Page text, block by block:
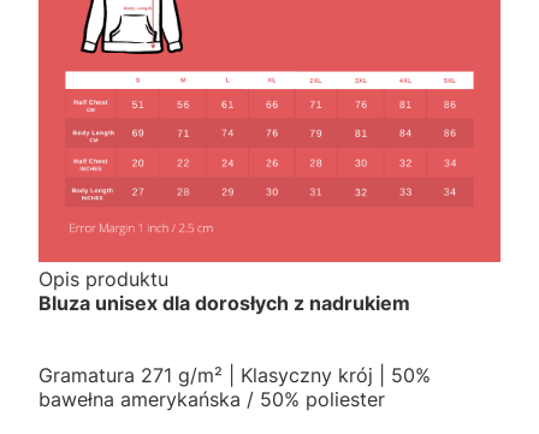
Opis produktu
Bluza unisex dla dorosłych z nadrukiem
Gramatura 271 g/m² | Klasyczny krój | 50%
bawełna amerykańska / 50% poliester